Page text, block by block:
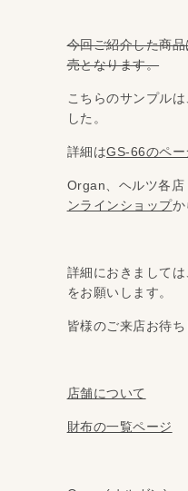
今回ご紹介した商
売となります。
こちらのサンプル
した。
詳細はGS-66のペー
Organ、ヘルツ各店
ンラインショップか
詳細におきまして
をお願いします。
皆様のご来店お待ち
店舗について
財布の一覧ページ